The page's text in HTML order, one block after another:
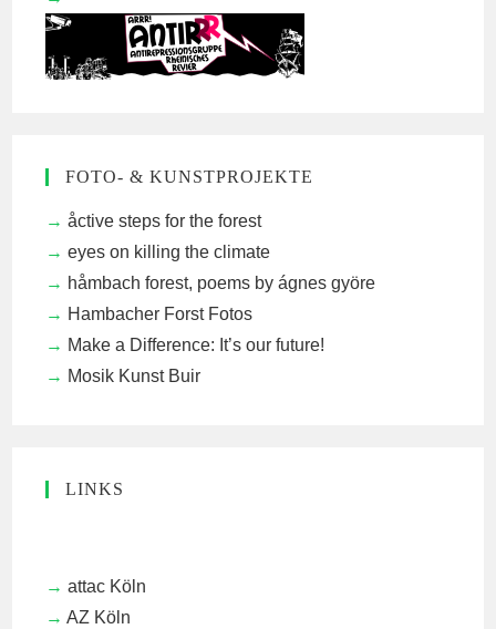
FOTO- & KUNSTPROJEKTE
åctive steps for the forest
eyes on killing the climate
håmbach forest, poems by ágnes györe
Hambacher Forst Fotos
Make a Difference: It’s our future!
Mosik Kunst Buir
LINKS
attac Köln
AZ Köln